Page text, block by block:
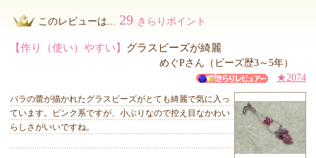
このレビューは... 29 きらりポイント
【作り（使い）やすい】 グラスビーズが綺麗
めぐPさん（ビーズ歴3～5年）
★2074
バラの蕾が描かれたグラスビーズがとても綺麗で気に入っ
ています。ピンク系ですが、小ぶりなので控え目なかわい
らしさがいいですね。